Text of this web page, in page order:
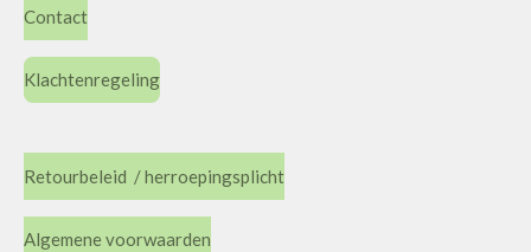
Contact
Klachtenregeling
Retourbeleid / herroepingsplicht
Algemene voorwaarden